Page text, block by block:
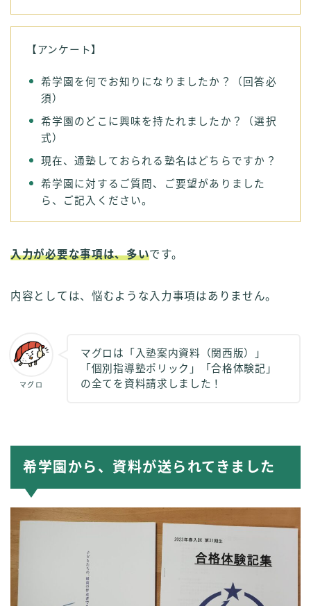
【アンケート】
希学園を何でお知りになりましたか？（回答必
須）
希学園のどこに興味を持たれましたか？（選択
式）
現在、通塾しておられる塾名はどちらですか？
希学園に対するご質問、ご要望がありました
ら、ご記入ください。
入力が必要な事項は、多いです。
内容としては、悩むような入力事項はありません。
マグロ
マグロは「入塾案内資料（関西版）」
「個別指導塾ポリック」「合格体験記」
の全てを資料請求しました！
希学園から、資料が送られてきました